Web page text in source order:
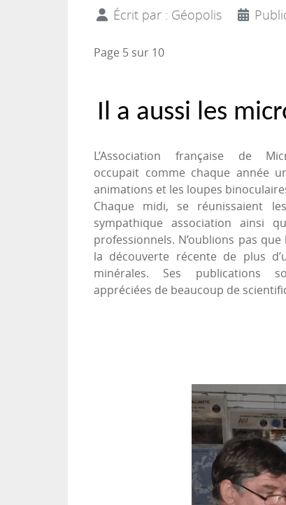
Écrit par : Géopolis
Page 5 sur 10
Il a aussi les
L’Association française de
occupait comme chaque année
animations et les loupes
Chaque midi, se réunissaient
sympathique association ainsi
professionnels. N’oublions pas que
la découverte récente de plus
minérales. Ses publications
appréciées de beaucoup de